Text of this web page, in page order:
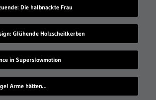
Die halbnackte Frau
Glühende Holzscheitkerben
in Superslowmotion
Arme hätten…